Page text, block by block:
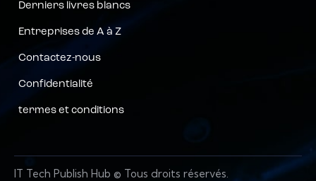
Derniers livres blancs
Entreprises de A à Z
Contactez-nous
Confidentialité
termes et conditions
IT Tech Publish Hub © Tous droits réservés.